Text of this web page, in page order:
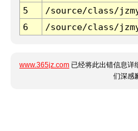
5
/source/class/
6
/source/class/
www.365jz.com 已经将此出错信息详
们深感